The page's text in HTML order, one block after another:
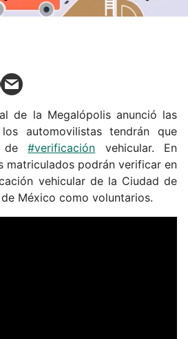
de la Megalópolis anunció las
automovilistas tendrán que
de#verificación vehicular. En
matriculados podrán verificar en
vehicular de la Ciudad de
México como voluntarios.